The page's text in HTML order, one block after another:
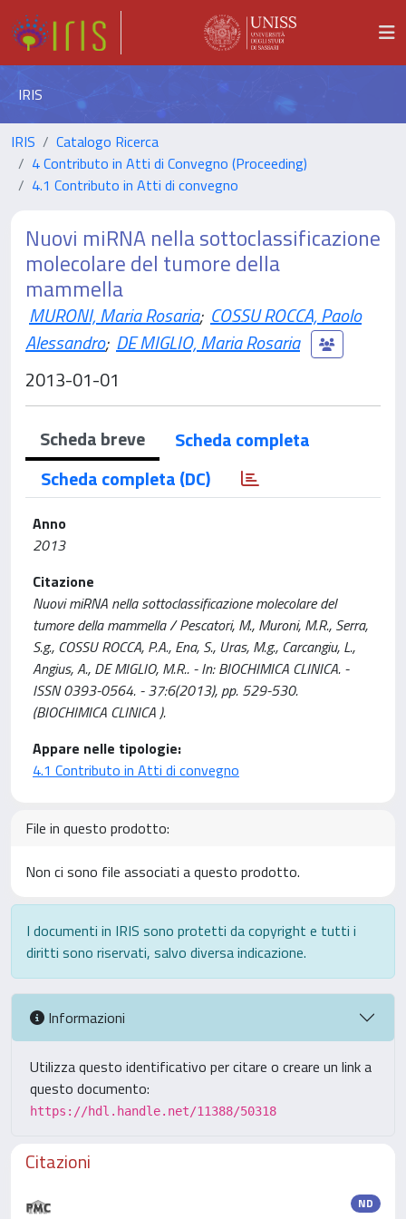
IRIS
IRIS
Catalogo Ricerca
4 Contributo in Atti di Convegno (Proceeding)
4.1 Contributo in Atti di convegno
Nuovi miRNA nella sottoclassificazione
molecolare del tumore della
mammella
MURONI, Maria Rosaria; COSSU ROCCA, Paolo
Alessandro; DE MIGLIO, Maria Rosaria
2013-01-01
Scheda breve
Scheda completa
Scheda completa (DC)
Anno
2013
Citazione
Nuovi miRNA nella sottoclassificazione molecolare del
tumore della mammella / Pescatori, M., Muroni, M.R., Serra,
S.g., COSSU ROCCA, P.A., Ena, S., Uras, M.g., Carcangiu, L.,
Angius, A., DE MIGLIO, M.R.. - In: BIOCHIMICA CLINICA. -
ISSN 0393-0564. - 37:6(2013), pp. 529-530.
(BIOCHIMICA CLINICA ).
Appare nelle tipologie:
4.1 Contributo in Atti di convegno
File in questo prodotto:
Non ci sono file associati a questo prodotto.
I documenti in IRIS sono protetti da copyright e tutti i
diritti sono riservati, salvo diversa indicazione.
Informazioni
Utilizza questo identificativo per citare o creare un link a
questo documento:
https://hdl.handle.net/11388/50318
Citazioni
ND